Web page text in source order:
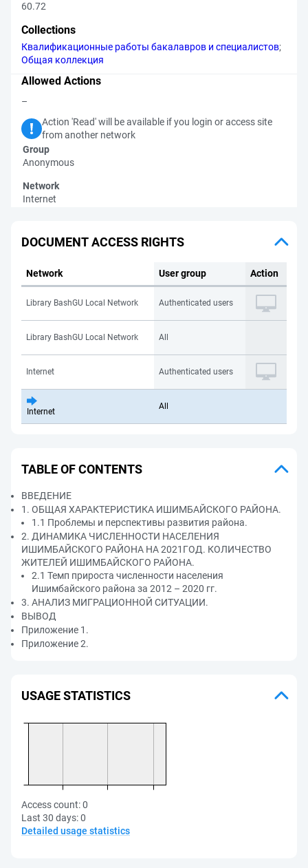
60.72
Collections
Квалификационные работы бакалавров и специалистов;
Общая коллекция
Allowed Actions
–
Action 'Read' will be available if you login or access site
from another network
Group
Anonymous
Network
Internet
DOCUMENT ACCESS RIGHTS
Network User group Action
Library BashGU Local Network Authenticated users
Library BashGU Local Network All
Internet Authenticated users
Internet
All
TABLE OF CONTENTS
ВВЕДЕНИЕ
1. ОБЩАЯ ХАРАКТЕРИСТИКА ИШИМБАЙСКОГО РАЙОНА.
1.1 Проблемы и перспективы развития района.
2. ДИНАМИКА ЧИСЛЕННОСТИ НАСЕЛЕНИЯ
ИШИМБАЙСКОГО РАЙОНА НА 2021ГОД. КОЛИЧЕСТВО
ЖИТЕЛЕЙ ИШИМБАЙСКОГО РАЙОНА.
2.1 Темп прироста численности населения
Ишимбайского района за 2012 – 2020 гг.
3. АНАЛИЗ МИГРАЦИОННОЙ СИТУАЦИИ.
ВЫВОД
Приложение 1.
Приложение 2.
USAGE STATISTICS
Access count:0
Last 30 days:0
Detailed usage statistics